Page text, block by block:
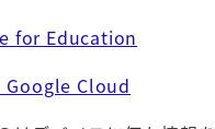
for Education
Cloud